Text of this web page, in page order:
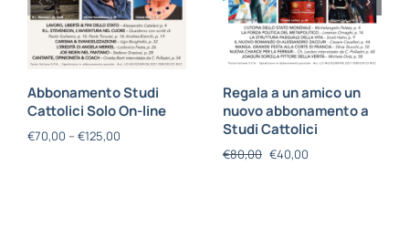
Abbonamento Studi
Cattolici Solo On-line
€70,00 – €125,00
Regala a un amico un
nuovo abbonamento a
Studi Cattolici
€80,00 €40,00